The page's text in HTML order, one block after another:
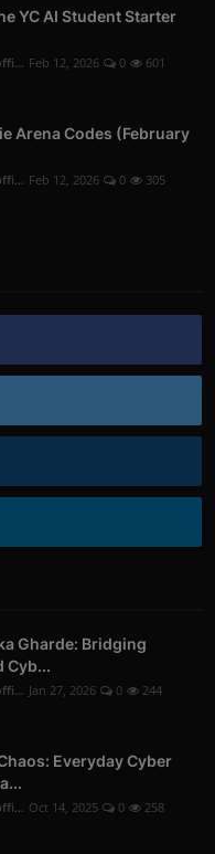
YC AI Student Starter
Feb 12, 2026 0 601
Arena Codes (February
Feb 12, 2026 0 305
Gharde: Bridging
Cyb...
Jan 27, 2026 0 244
Everyday Cyber
Oct 14, 2025 0 258